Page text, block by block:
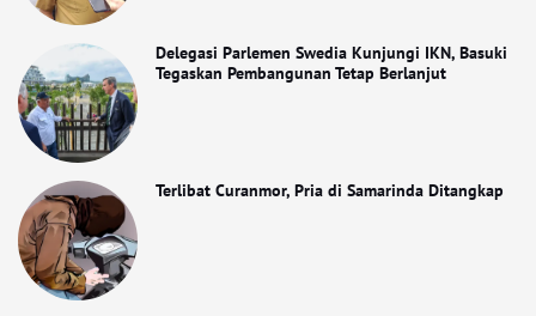
Delegasi Parlemen Swedia Kunjungi IKN, Basuki
Tegaskan Pembangunan Tetap Berlanjut
Terlibat Curanmor, Pria di Samarinda Ditangkap